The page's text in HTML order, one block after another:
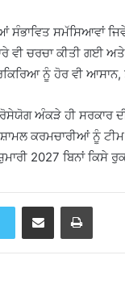
ਸੰਭਾਵਿਤ ਸਮੱਸਿਆਵਾਂ
ਵੀ ਚਰਚਾ ਕੀਤੀ ਗਈ
ਨੂੰ ਹੋਰ ਵੀ
ਅੰਕੜੇ ਹੀ ਸਰਕਾਰ
ਕਰਮਚਾਰੀਆਂ ਨੂੰ
2027 ਬਿਨਾਂ ਕਿਸੇ
Share via Email Print